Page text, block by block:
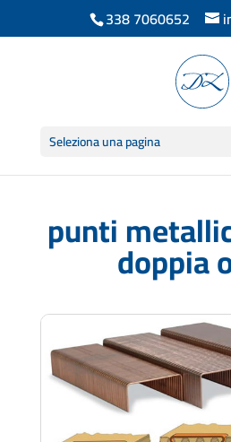
338 7060652
Seleziona una pagina
punti
doppia